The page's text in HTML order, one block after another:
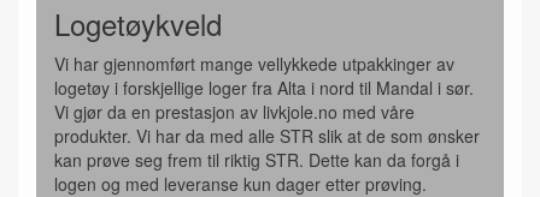
Logetøykveld
Vi har gjennomført mange vellykkede utpakkinger av
logetøy i forskjellige loger fra Alta i nord til Mandal i sør.
Vi gjør da en prestasjon av livkjole.no med våre
produkter. Vi har da med alle STR slik at de som ønsker
kan prøve seg frem til riktig STR. Dette kan da forgå i
logen og med leveranse kun dager etter prøving.